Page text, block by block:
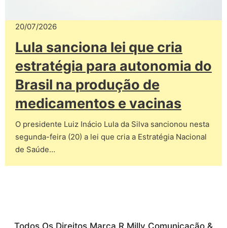
20/07/2026
Lula sanciona lei que cria
estratégia para autonomia do
Brasil na produção de
medicamentos e vacinas
O presidente Luiz Inácio Lula da Silva sancionou nesta
segunda-feira (20) a lei que cria a Estratégia Nacional
de Saúde…